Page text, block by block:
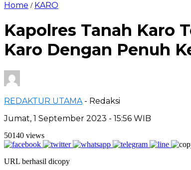
Home / KARO
Kapolres Tanah Karo
Karo Dengan Penuh
REDAKTUR UTAMA - Redaksi
Jumat, 1 September 2023 - 15:56 WIB
50140 views
URL berhasil dicopy